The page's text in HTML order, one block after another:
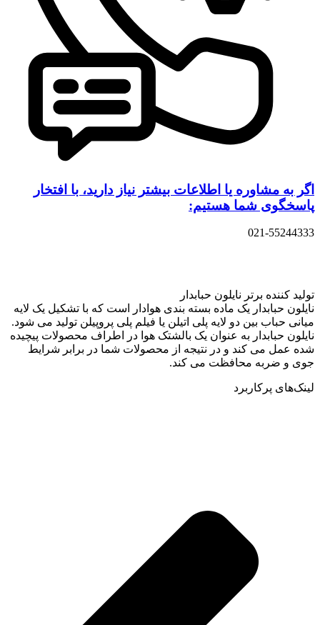
اگر به مشاوره یا اطلاعات بیشتر نیاز دارید، با افتخار
پاسخگوی شما هستیم:
021-55244333
تولید کننده برتر نایلون حبابدار
نایلون حبابدار یک ماده بسته بندی هوادار است که با تشکیل یک لایه
میانی حباب بین دو لایه پلی اتیلن یا فیلم پلی پروپیلن تولید می شود.
نایلون حبابدار به عنوان یک بالشتک هوا در اطراف محصولات پیچیده
شده عمل می کند و در نتیجه از محصولات شما در برابر شرایط
جوی و ضربه محافظت می کند.
لینک‌های پرکاربرد